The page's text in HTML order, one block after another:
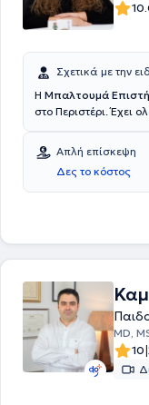
Σχετικά με την
Η
Μπαλτουμά
στο Περιστέρι. Έχει
Κλινική του Νοσοκομείου
θήτευσε στο Γενικό
Παίδων " Η Αγία
έχει
Απλή επίσκεψη
Δες το κόστος
MD,
10|